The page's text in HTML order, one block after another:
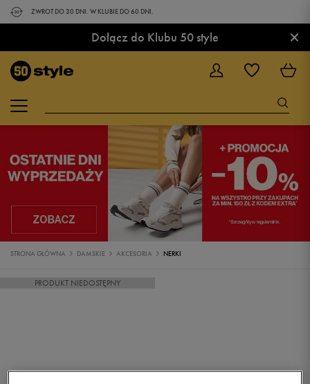
ZWROT DO 30 DNI. W KLUBIE DO 60 DNI.
Dołącz do Klubu 50 style ×
STRONA GŁÓWNA DAMSKIE AKCESORIA NERKI
PRODUKT NIEDOSTĘPNY